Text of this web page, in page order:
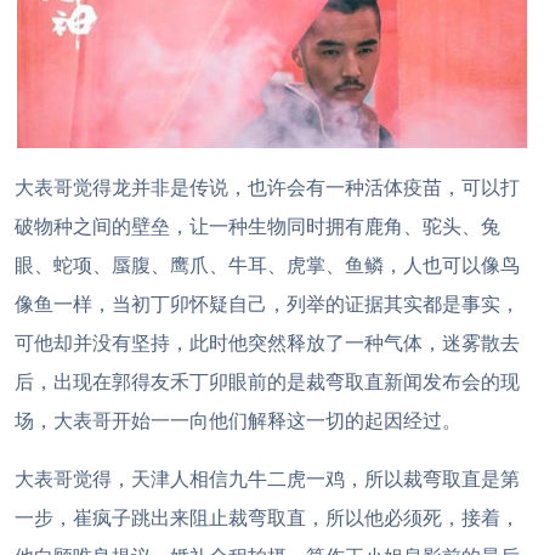
大表哥觉得龙并非是传说，也许会有一种活体疫苗，可以打
破物种之间的壁垒，让一种生物同时拥有鹿角、驼头、兔
眼、蛇项、蜃腹、鹰爪、牛耳、虎掌、鱼鳞，人也可以像鸟
像鱼一样，当初丁卯怀疑自己，列举的证据其实都是事实，
可他却并没有坚持，此时他突然释放了一种气体，迷雾散去
后，出现在郭得友禾丁卯眼前的是裁弯取直新闻发布会的现
场，大表哥开始一一向他们解释这一切的起因经过。
大表哥觉得，天津人相信九牛二虎一鸡，所以裁弯取直是第
一步，崔疯子跳出来阻止裁弯取直，所以他必须死，接着，